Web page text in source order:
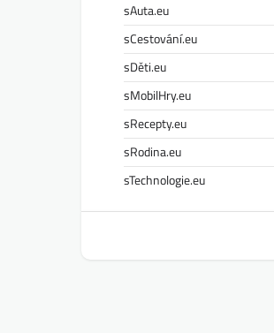
sAuta.eu
sCestování.eu
sDěti.eu
sMobilHry.eu
sRecepty.eu
sRodina.eu
sTechnologie.eu